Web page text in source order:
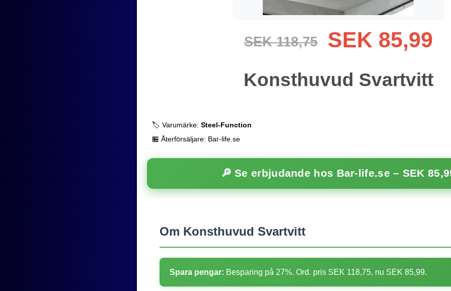
SEK 118,75 SEK 85,99
Konsthuvud Svartvitt
🏷️ Varumärke: Steel-Function
🏪 Återförsäljare: Bar-life.se
🔎 Se erbjudande hos Bar-life.se – SEK
Om Konsthuvud Svartvitt
Spara pengar: Besparing på 27%. Ord. pris SEK 118,75, nu SEK 85,99.